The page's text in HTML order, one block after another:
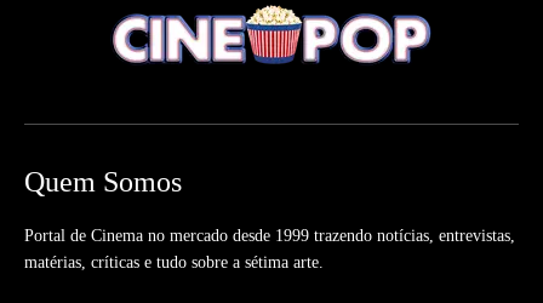
Quem Somos
Portal de Cinema no mercado desde 1999 trazendo notícias, entrevistas,
matérias, críticas e tudo sobre a sétima arte.